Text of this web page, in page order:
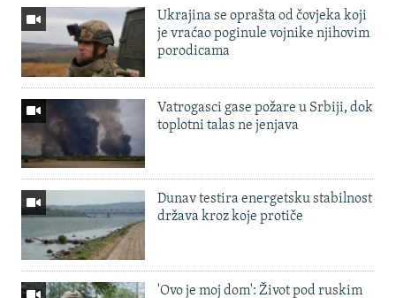
Ukrajina se oprašta od čovjeka koji
je vraćao poginule vojnike njihovim
porodicama
Vatrogasci gase požare u Srbiji, dok
toplotni talas ne jenjava
Dunav testira energetsku stabilnost
država kroz koje protiče
'Ovo je moj dom': Život pod ruskim